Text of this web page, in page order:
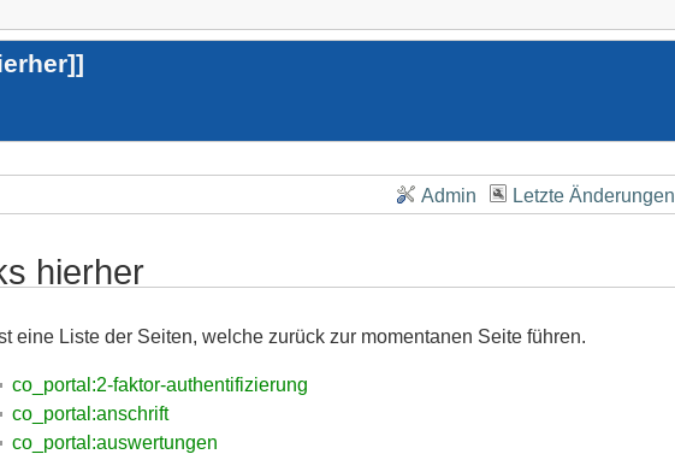
]]
Admin Letzte Änderungen
hierher
eine Liste der Seiten, welche zurück zur momentanen Seite führen.
co_portal:2-faktor-authentifizierung
co_portal:anschrift
co_portal:auswertungen